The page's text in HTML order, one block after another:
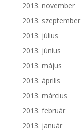
2013. november
2013. szeptember
2013. július
2013. június
2013. május
2013. április
2013. március
2013. február
2013. január